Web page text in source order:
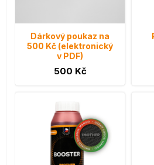
Dárkový poukaz na
500 Kč (elektronický
v PDF)
500 Kč